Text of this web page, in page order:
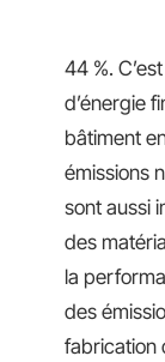
44 %.
d’énergie
bâtiment
émissions
sont aussi
des
la
des
fabrication